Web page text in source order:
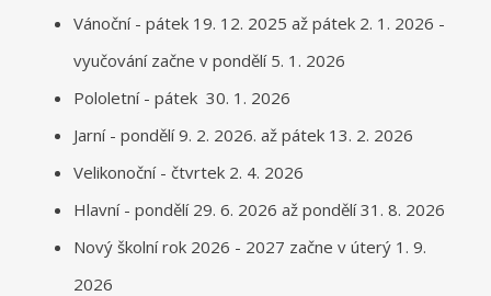
Vánoční - pátek 19. 12. 2025 až pátek 2. 1. 2026 -
vyučování začne v pondělí 5. 1. 2026
Pololetní - pátek 30. 1. 2026
Jarní - pondělí 9. 2. 2026. až pátek 13. 2. 2026
Velikonoční - čtvrtek 2. 4. 2026
Hlavní - pondělí 29. 6. 2026 až pondělí 31. 8. 2026
Nový školní rok 2026 - 2027 začne v úterý 1. 9.
2026